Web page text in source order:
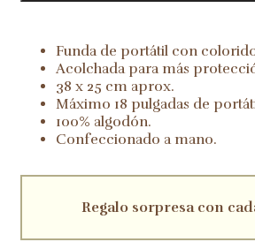
cantidad
Funda de portátil con
Acolchada para más
38 x 25 cm aprox.
Máximo 18 pulgadas de
100% algodón.
Confeccionado a mano.
Regalo sorpresa con